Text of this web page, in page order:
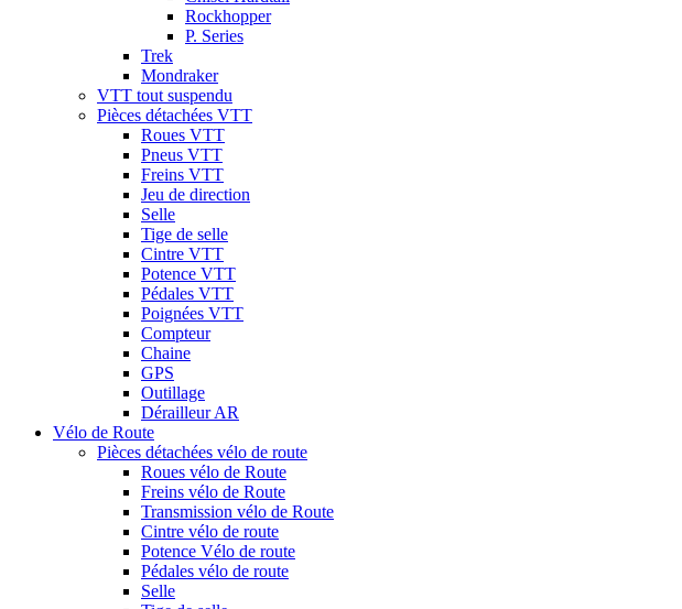
Rockhopper
P. Series
Trek
Mondraker
VTT tout suspendu
Pièces détachées VTT
Roues VTT
Pneus VTT
Freins VTT
Jeu de direction
Selle
Tige de selle
Cintre VTT
Potence VTT
Pédales VTT
Poignées VTT
Compteur
Chaine
GPS
Outillage
Dérailleur AR
Vélo de Route
Pièces détachées vélo de route
Roues vélo de Route
Freins vélo de Route
Transmission vélo de Route
Cintre vélo de route
Potence Vélo de route
Pédales vélo de route
Selle